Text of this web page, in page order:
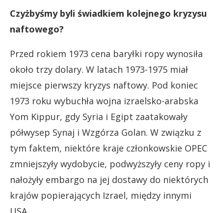
Czyżbyśmy byli świadkiem kolejnego kryzysu
naftowego?
Przed rokiem 1973 cena baryłki ropy wynosiła
około trzy dolary. W latach 1973-1975 miał
miejsce pierwszy kryzys naftowy. Pod koniec
1973 roku wybuchła wojna izraelsko-arabska
Yom Kippur, gdy Syria i Egipt zaatakowały
półwysep Synaj i Wzgórza Golan. W związku z
tym faktem, niektóre kraje członkowskie OPEC
zmniejszyły wydobycie, podwyższyły ceny ropy i
nałożyły embargo na jej dostawy do niektórych
krajów popierających Izrael, między innymi